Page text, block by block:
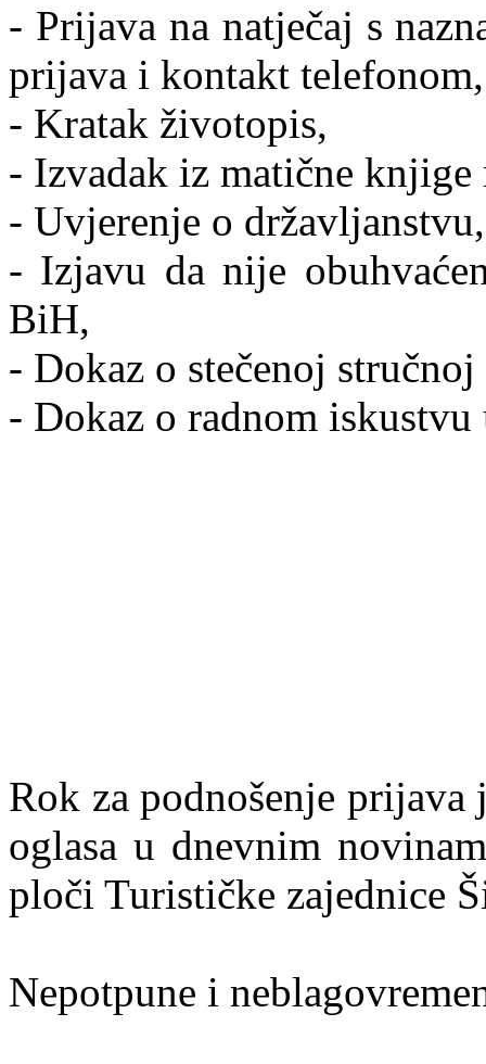
- Prijava na natječaj s
prijava i kontakt telefonom,
- Kratak životopis,
- Izvadak iz matične knjige
- Uvjerenje o državljanstvu,
- Izjavu da nije
BiH,
- Dokaz o stečenoj
- Dokaz o radnom
Rok za podnošenje prijava
oglasa u dnevnim
ploči Turističke zajednice
Nepotpune i